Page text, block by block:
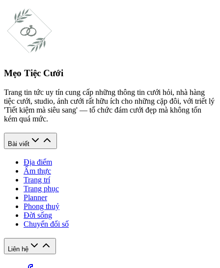
Mẹo Tiệc Cưới
Trang tin tức uy tín cung cấp những thông tin cưới hỏi, nhà hàng
tiệc cưới, studio, ảnh cưới rất hữu ích cho những cặp đôi, với triết lý
'Tiết kiệm mà siêu sang' — tổ chức đám cưới đẹp mà không tốn
kém quá mức.
Bài viết
Địa điểm
Ẩm thực
Trang trí
Trang phục
Planner
Phong thuỷ
Đời sống
Chuyển đổi số
Liên hệ